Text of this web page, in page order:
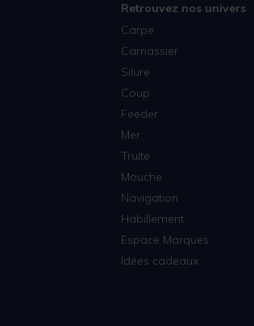
Retrouvez nos univers
Carpe
Carnassier
Silure
Coup
Feeder
Mer
Truite
Mouche
Navigation
Habillement
Espace Marques
Idees cadeaux